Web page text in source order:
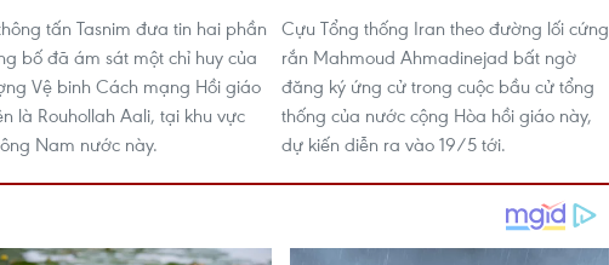
tấn Tasnim đưa tin hai phần
bố đã ám sát một chỉ huy của
Vệ binh Cách mạng Hồi giáo
là Rouhollah Aali, tại khu vực
Nam nước này.
Cựu Tổng thống Iran theo đường lối cứng
rắn Mahmoud Ahmadinejad bất ngờ
đăng ký ứng cử trong cuộc bầu cử tổng
thống của nước cộng Hòa hồi giáo này,
dự kiến diễn ra vào 19/5 tới.